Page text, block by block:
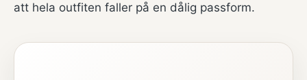
att hela outfiten faller på en dålig passform.